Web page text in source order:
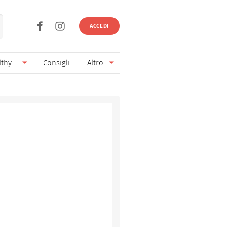
ACCEDI
Consigli Altro